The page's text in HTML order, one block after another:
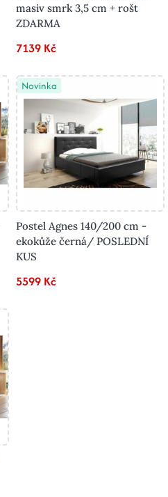
masiv smrk 3,5 cm + rošt
ZDARMA
7139 Kč
Novinka
Postel Agnes 140/200 cm -
ekokůže černá/ POSLEDNÍ
KUS
5599 Kč